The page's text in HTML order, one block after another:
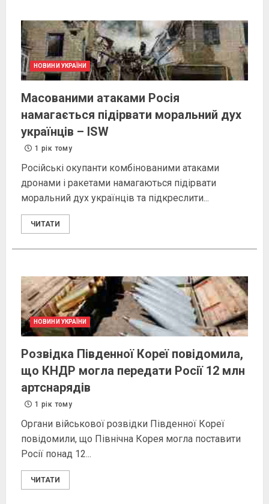
НОВИНИ УКРАЇНИ
Масованими атаками Росія
намагається підірвати моральний дух
українців – ISW
1 рік тому
Російські окупанти комбінованими атаками
дронами і ракетами намагаються підірвати
моральний дух українців та підкреслити...
ЧИТАТИ
НОВИНИ УКРАЇНИ
Розвідка Південної Кореї повідомила,
що КНДР могла передати Росії 12 млн
артснарядів
1 рік тому
Органи військової розвідки Південної Кореї
повідомили, що Північна Корея могла поставити
Росії понад 12...
ЧИТАТИ